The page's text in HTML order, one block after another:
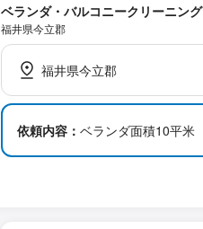
ベランダ・バルコニークリーニング
福井県今立郡
福井県今立郡
依頼内容： ベランダ面積10平米